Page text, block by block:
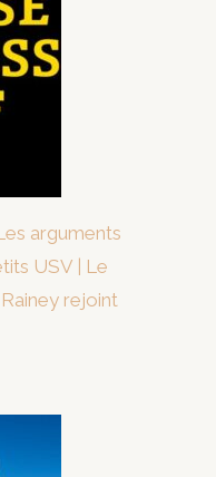
arguments
USV | Le
rejoint